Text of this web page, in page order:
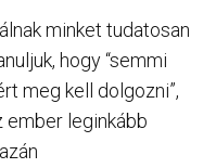
minket tudatosan
hogy “semmi
meg kell dolgozni”,
ember leginkább